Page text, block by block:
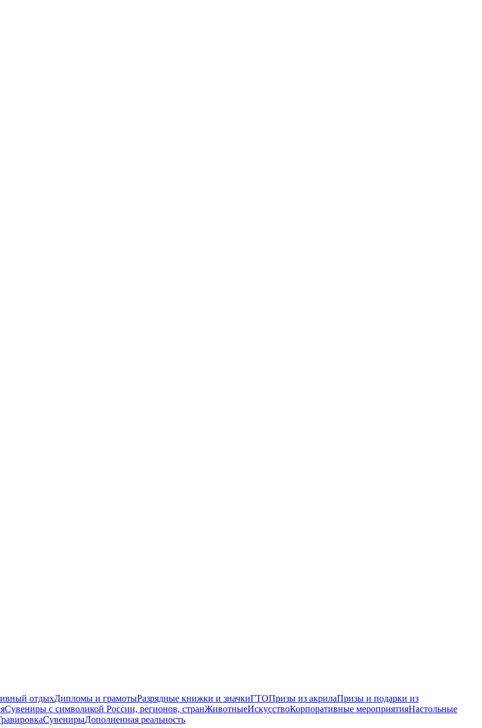
отдыхДипломы и грамотыРазрядные книжки и значкиГТОПризы из акрилаПризы и подарки из
Сувениры с символикой России, регионов, странЖивотныеИскусствоКорпоративные мероприятияНастольные
СувенирыДополненная реальность